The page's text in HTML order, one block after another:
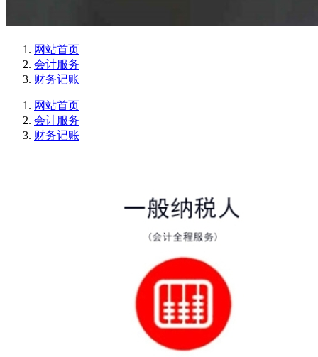
网站首页
会计服务
财务记账
网站首页
会计服务
财务记账